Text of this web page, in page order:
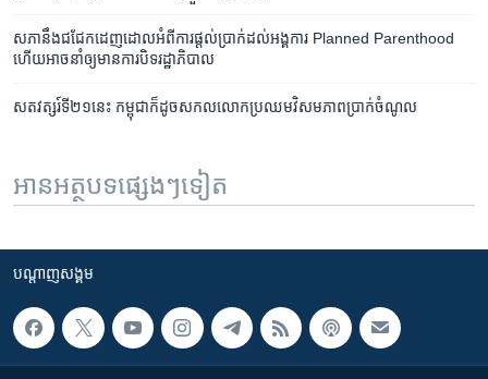
សភា​នឹង​​ជជែក​ដេញ​ដោល​អំពី​ការ​ផ្តល់​ប្រាក់​ដល់​អង្គការ Planned Parenthood ​
ហើយ​អាច​នាំឲ្យ​មាន​​ការ​បិទ​រដ្ឋាភិបាល
សតវត្សរ៍​ទី​២១​នេះ​ កម្ពុជា​ក៏ដូច​សកល​លោក​ប្រឈម​​វិសមភាព​ប្រាក់​ចំណូល
អានអត្ថបទផ្សេងៗទៀត
បណ្តាញ​សង្គម